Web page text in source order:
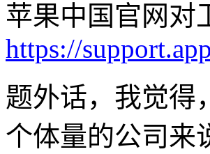
苹果中国官网对
https://
题外话，我觉得
个体量的公司来